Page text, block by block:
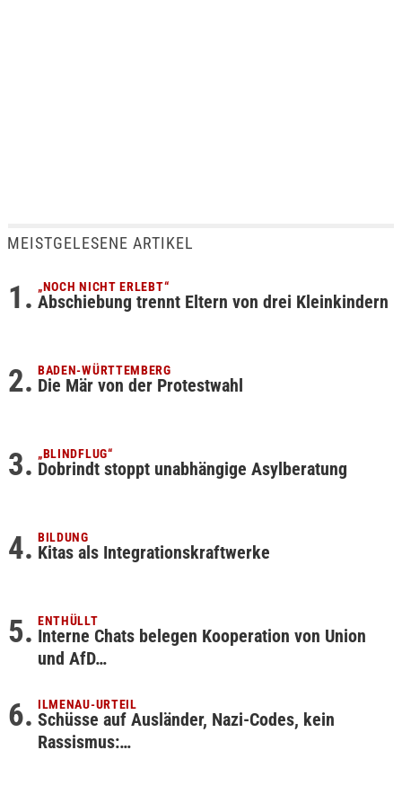
MEISTGELESENE ARTIKEL
„NOCH NICHT ERLEBT“
Abschiebung trennt Eltern von drei Kleinkindern
BADEN-WÜRTTEMBERG
Die Mär von der Protestwahl
„BLINDFLUG“
Dobrindt stoppt unabhängige Asylberatung
BILDUNG
Kitas als Integrationskraftwerke
ENTHÜLLT
Interne Chats belegen Kooperation von Union
und AfD…
ILMENAU-URTEIL
Schüsse auf Ausländer, Nazi-Codes, kein
Rassismus:…